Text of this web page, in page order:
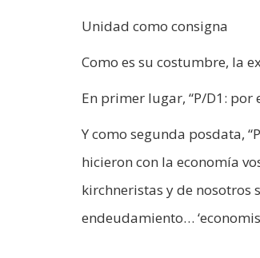
Unidad como consigna
Como es su costumbre, la
En primer lugar, “P/D1: por
Y como segunda posdata,
hicieron con la economía
kirchneristas y de nosotros
endeudamiento…